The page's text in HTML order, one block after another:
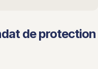
de protection